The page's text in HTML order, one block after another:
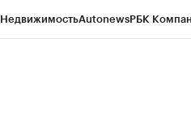
НедвижимостьAutonewsРБК